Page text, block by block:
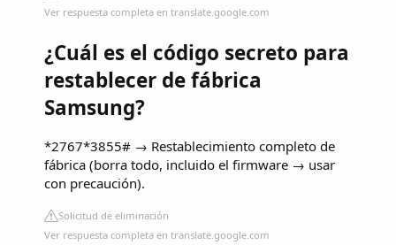
Ver respuesta completa en translate.google.com
¿Cuál es el código secreto para
restablecer de fábrica
Samsung?
*2767*3855# → Restablecimiento completo de
fábrica (borra todo, incluido el firmware → usar
con precaución).
Solicitud de eliminación
Ver respuesta completa en translate.google.com